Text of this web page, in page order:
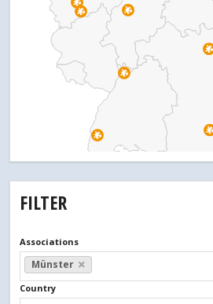
FILTER
Associations
Münster
Country